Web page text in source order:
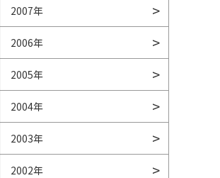
2007年
2006年
2005年
2004年
2003年
2002年